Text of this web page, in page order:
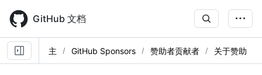
main
content
GitHub 文档
主 GitHub Sponsors 赞助者贡献者 关于赞助